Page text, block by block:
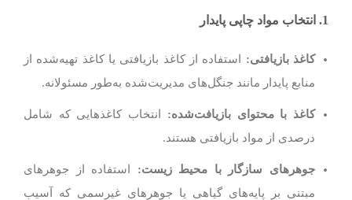
1. انتخاب مواد چاپی پایدار
کاغذ بازیافتی: استفاده از کاغذ بازیافتی یا کاغذ تهیه‌شده از
منابع پایدار مانند جنگل‌های مدیریت‌شده به‌طور مسئولانه.
کاغذ با محتوای بازیافت‌شده: انتخاب کاغذهایی که شامل
درصدی از مواد بازیافتی هستند.
جوهرهای سازگار با محیط زیست: استفاده از جوهرهای
مبتنی بر پایه‌های گیاهی یا جوهرهای غیرسمی که آسیب